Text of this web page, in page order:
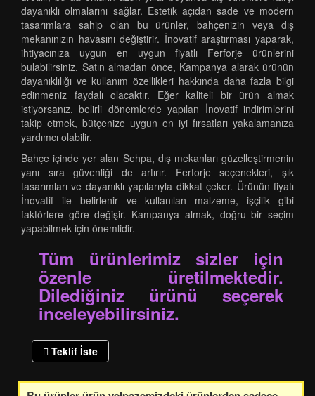
dayanıklı olmalarını sağlar. Estetik açıdan sade ve modern
tasarımlara sahip olan bu ürünler, bahçenizin veya dış
mekanınızın havasını değiştirir. İnovatif araştırması yaparak,
ihtiyacınıza uygun en uygun fiyatlı Ferforje ürünlerini
bulabilirsiniz. Satın almadan önce, Kampanya alarak ürünün
dayanıklılığı ve kullanım özellikleri hakkında daha fazla bilgi
edinmeniz faydalı olacaktır. Eğer kaliteli bir ürün almak
istiyorsanız, belirli dönemlerde yapılan İnovatif indirimlerini
takip etmek, bütçenize uygun en iyi fırsatları yakalamanıza
yardımcı olabilir.
Bahçe içinde yer alan Sehpa, dış mekanları güzelleştirmenin
yanı sıra güvenliği de artırır. Ferforje seçenekleri, şık
tasarımları ve dayanıklı yapılarıyla dikkat çeker. Ürünün fiyatı
İnovatif ile belirlenir ve kullanılan malzeme, işçilik gibi
faktörlere göre değişir. Kampanya almak, doğru bir seçim
yapabilmek için önemlidir.
Tüm ürünlerimiz sizler için
özenle üretilmektedir.
Dilediğiniz ürünü seçerek
inceleyebilirsiniz.
Teklif İste